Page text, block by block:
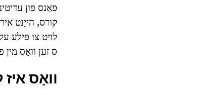
פאַנס פון
קורס, הייַנט
ס זען וואָס מין
וואָס